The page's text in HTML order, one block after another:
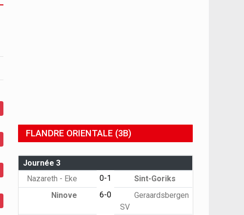
FLANDRE ORIENTALE (3B)
Journée 3
Nazareth - Eke
0-1
Sint-Goriks
Ninove
6-0
Geraardsbergen
SV